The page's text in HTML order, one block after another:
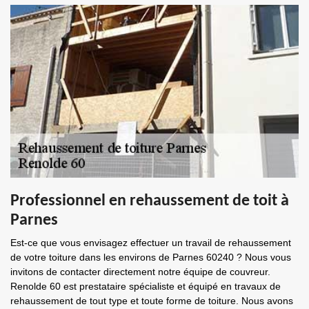
Professionnel en rehaussement de toit à
Parnes
Est-ce que vous envisagez effectuer un travail de rehaussement
de votre toiture dans les environs de Parnes 60240 ? Nous vous
invitons de contacter directement notre équipe de couvreur.
Renolde 60 est prestataire spécialiste et équipé en travaux de
rehaussement de tout type et toute forme de toiture. Nous avons